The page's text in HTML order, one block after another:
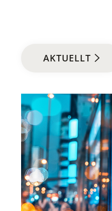
AKTUELLT